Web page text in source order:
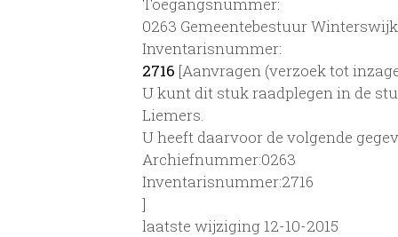
0263 Gemeentebestuur
Inventarisnummer:
2716 [Aanvragen (verzoek tot
U kunt dit stuk raadplegen in de
Liemers.
U heeft daarvoor de volgende
Archiefnummer:0263
Inventarisnummer:2716
]
laatste wijziging 12-10-2015